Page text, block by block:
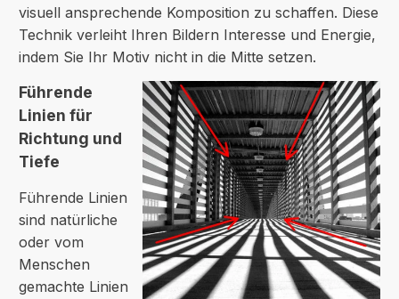
visuell ansprechende Komposition zu schaffen. Diese
Technik verleiht Ihren Bildern Interesse und Energie,
indem Sie Ihr Motiv nicht in die Mitte setzen.
Führende
Linien für
Richtung und
Tiefe
Führende Linien
sind natürliche
oder vom
Menschen
gemachte Linien